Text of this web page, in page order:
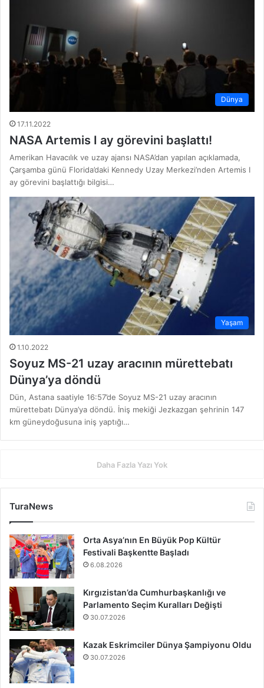
Dünya
17.11.2022
NASA Artemis I ay görevini başlattı!
Amerikan Havacılık ve uzay ajansı NASA’dan yapılan açıklamada,
Çarşamba günü Florida’daki Kennedy Uzay Merkezi’nden Artemis I
ay görevini başlattığı bilgisi…
Yaşam
1.10.2022
Soyuz MS-21 uzay aracının mürettebatı
Dünya’ya döndü
Dün, Astana saatiyle 16:57’de Soyuz MS-21 uzay aracının
mürettebatı Dünya’ya döndü. İniş mekiği Jezkazgan şehrinin 147
km güneydoğusuna iniş yaptığı…
Daha Fazla Yazı Yok
TuraNews
Orta Asya’nın En Büyük Pop Kültür
Festivali Başkentte Başladı
6.08.2026
Kırgızistan’da Cumhurbaşkanlığı ve
Parlamento Seçim Kuralları Değişti
30.07.2026
Kazak Eskrimciler Dünya Şampiyonu Oldu
30.07.2026